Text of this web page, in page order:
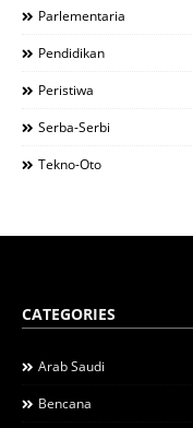
Parlementaria
Pendidikan
Peristiwa
Serba-Serbi
Tekno-Oto
CATEGORIES
Arab Saudi
Bencana